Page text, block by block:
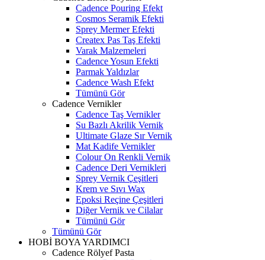
Cadence Pouring Efekt
Cosmos Seramik Efekti
Sprey Mermer Efekti
Createx Pas Taş Efekti
Varak Malzemeleri
Cadence Yosun Efekti
Parmak Yaldızlar
Cadence Wash Efekt
Tümünü Gör
Cadence Vernikler
Cadence Taş Vernikler
Su Bazlı Akrilik Vernik
Ultimate Glaze Sır Vernik
Mat Kadife Vernikler
Colour On Renkli Vernik
Cadence Deri Vernikleri
Sprey Vernik Çeşitleri
Krem ve Sıvı Wax
Epoksi Reçine Çeşitleri
Diğer Vernik ve Cilalar
Tümünü Gör
Tümünü Gör
HOBİ BOYA YARDIMCI
Cadence Rölyef Pasta